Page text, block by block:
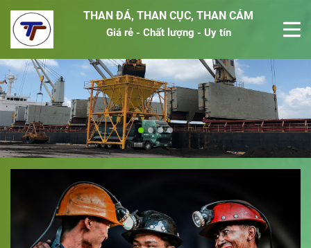
THAN ĐÁ, THAN CỤC, THAN CÁM
Giá rẻ - Chất lượng - Uy tín